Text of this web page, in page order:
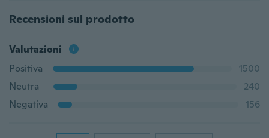
Recensioni sul prodotto
Valutazioni
Positiva
1500
Neutra
240
Negativa
156